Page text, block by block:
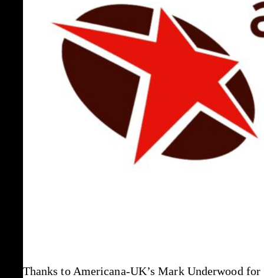
Thanks to Americana-UK’s Mark Underwood for